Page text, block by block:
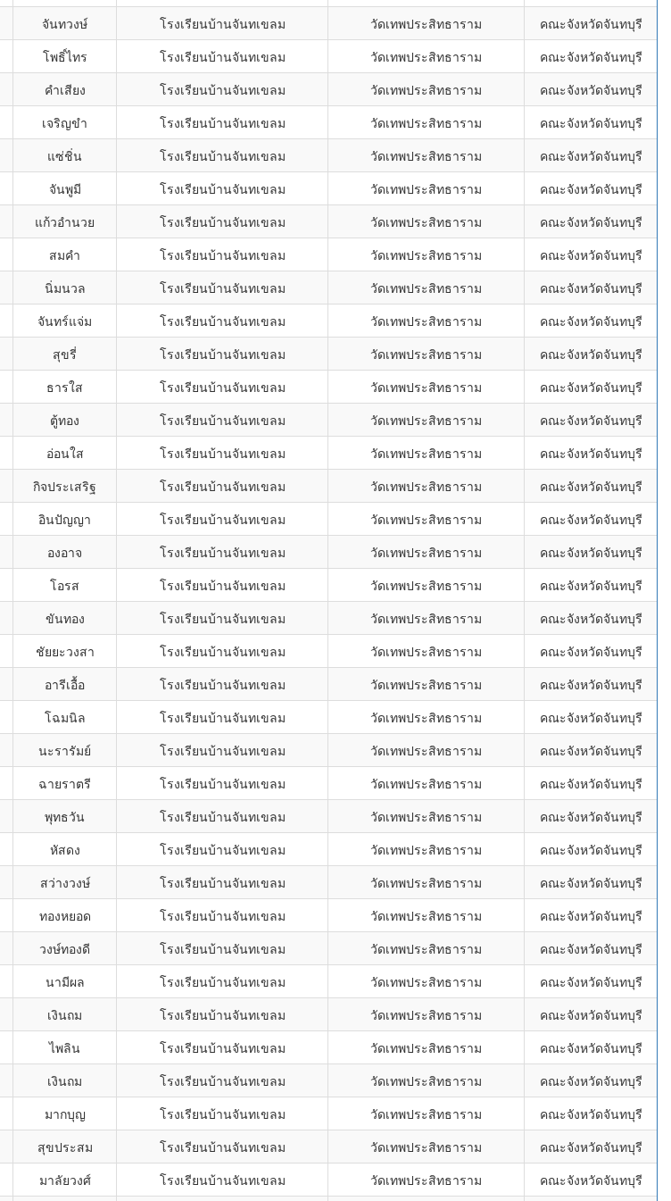
จันทวงษ์ โรงเรียนบ้านจันทเขลม วัดเทพประสิทธาราม
คณะจังหวัดจันทบุรี
โพธิ์ไทร โรงเรียนบ้านจันทเขลม วัดเทพประสิทธาราม
คณะจังหวัดจันทบุรี
คำเสียง โรงเรียนบ้านจันทเขลม วัดเทพประสิทธาราม
คณะจังหวัดจันทบุรี
เจริญขำ โรงเรียนบ้านจันทเขลม วัดเทพประสิทธาราม
คณะจังหวัดจันทบุรี
แซ่ชิ่น โรงเรียนบ้านจันทเขลม วัดเทพประสิทธาราม
คณะจังหวัดจันทบุรี
จันพูมี โรงเรียนบ้านจันทเขลม วัดเทพประสิทธาราม
คณะจังหวัดจันทบุรี
แก้วอำนวย โรงเรียนบ้านจันทเขลม วัดเทพประสิทธาราม
คณะจังหวัดจันทบุรี
สมคำ โรงเรียนบ้านจันทเขลม วัดเทพประสิทธาราม
คณะจังหวัดจันทบุรี
นิ่มนวล โรงเรียนบ้านจันทเขลม วัดเทพประสิทธาราม
คณะจังหวัดจันทบุรี
จันทร์แจ่ม โรงเรียนบ้านจันทเขลม วัดเทพประสิทธาราม
คณะจังหวัดจันทบุรี
สุขรี่ โรงเรียนบ้านจันทเขลม วัดเทพประสิทธาราม
คณะจังหวัดจันทบุรี
ธารใส โรงเรียนบ้านจันทเขลม วัดเทพประสิทธาราม
คณะจังหวัดจันทบุรี
ตู้ทอง โรงเรียนบ้านจันทเขลม วัดเทพประสิทธาราม
คณะจังหวัดจันทบุรี
อ่อนใส โรงเรียนบ้านจันทเขลม วัดเทพประสิทธาราม
คณะจังหวัดจันทบุรี
กิจประเสริฐ โรงเรียนบ้านจันทเขลม วัดเทพประสิทธาราม
คณะจังหวัดจันทบุรี
อินปัญญา โรงเรียนบ้านจันทเขลม วัดเทพประสิทธาราม
คณะจังหวัดจันทบุรี
องอาจ โรงเรียนบ้านจันทเขลม วัดเทพประสิทธาราม
คณะจังหวัดจันทบุรี
โอรส โรงเรียนบ้านจันทเขลม วัดเทพประสิทธาราม
คณะจังหวัดจันทบุรี
ขันทอง โรงเรียนบ้านจันทเขลม วัดเทพประสิทธาราม
คณะจังหวัดจันทบุรี
ชัยยะวงสา โรงเรียนบ้านจันทเขลม วัดเทพประสิทธาราม
คณะจังหวัดจันทบุรี
อารีเอื้อ โรงเรียนบ้านจันทเขลม วัดเทพประสิทธาราม
คณะจังหวัดจันทบุรี
โฉมนิล โรงเรียนบ้านจันทเขลม วัดเทพประสิทธาราม
คณะจังหวัดจันทบุรี
นะรารัมย์ โรงเรียนบ้านจันทเขลม วัดเทพประสิทธาราม
คณะจังหวัดจันทบุรี
ฉายราตรี โรงเรียนบ้านจันทเขลม วัดเทพประสิทธาราม
คณะจังหวัดจันทบุรี
พุทธวัน โรงเรียนบ้านจันทเขลม วัดเทพประสิทธาราม
คณะจังหวัดจันทบุรี
หัสดง โรงเรียนบ้านจันทเขลม วัดเทพประสิทธาราม
คณะจังหวัดจันทบุรี
สว่างวงษ์ โรงเรียนบ้านจันทเขลม วัดเทพประสิทธาราม
คณะจังหวัดจันทบุรี
ทองหยอด โรงเรียนบ้านจันทเขลม วัดเทพประสิทธาราม
คณะจังหวัดจันทบุรี
วงษ์ทองดี โรงเรียนบ้านจันทเขลม วัดเทพประสิทธาราม
คณะจังหวัดจันทบุรี
นามีผล โรงเรียนบ้านจันทเขลม วัดเทพประสิทธาราม
คณะจังหวัดจันทบุรี
เงินถม โรงเรียนบ้านจันทเขลม วัดเทพประสิทธาราม
คณะจังหวัดจันทบุรี
ไพลิน โรงเรียนบ้านจันทเขลม วัดเทพประสิทธาราม
คณะจังหวัดจันทบุรี
เงินถม โรงเรียนบ้านจันทเขลม วัดเทพประสิทธาราม
คณะจังหวัดจันทบุรี
มากบุญ โรงเรียนบ้านจันทเขลม วัดเทพประสิทธาราม
คณะจังหวัดจันทบุรี
สุขประสม โรงเรียนบ้านจันทเขลม วัดเทพประสิทธาราม
คณะจังหวัดจันทบุรี
มาลัยวงศ์ โรงเรียนบ้านจันทเขลม วัดเทพประสิทธาราม คณะจังหวัดจันทบุรี